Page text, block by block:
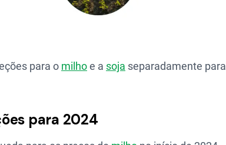
para o milhoe a soja separadamente para
para 2024